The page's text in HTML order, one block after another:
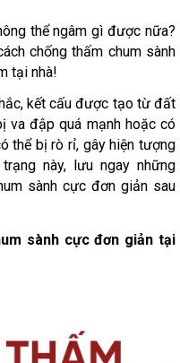
thể ngâm gì được nữa?
chống thấm chum sành
tại nhà!
kết cấu được tạo từ đất
va đập quá mạnh hoặc có
thể bị rò rỉ, gây hiện tượng
này, lưu ngay những
sành cực đơn giản sau
sành cực đơn giản tại